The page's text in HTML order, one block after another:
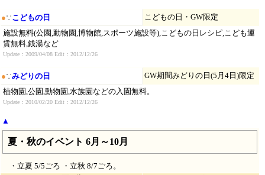
●∵こどもの日
こどもの日・GW限定
施設無料(公園,動物園,博物館,スポーツ施設等),こどもの日レシピ,こども運
賃無料,銭湯など
Update：2009/04/08 Edit：2012/12/26
●∵みどりの日
GW期間みどりの日(5月4日)限定
植物園,公園,動物園,水族園などの入園無料。
Update：2010/02/20 Edit：2012/12/26
▲
夏・秋のイベント 6月～10月
・立夏 5/5ごろ ・立秋 8/7ごろ。